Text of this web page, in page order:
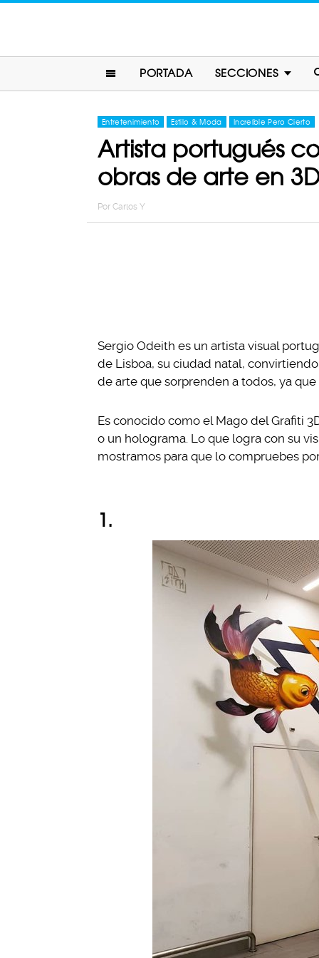
PORTADA SECCIONES
Entretenimiento Estilo & Moda Increíble Pero Cierto
Artista portugués
obras de arte en
Por Carlos Y
Sergio Odeith es un artista visual
de Lisboa, su ciudad natal,
de arte que sorprenden a todos, ya que
Es conocido como el Mago del Grafiti
o un holograma. Lo que logra con su
mostramos para que lo compruebes
1.